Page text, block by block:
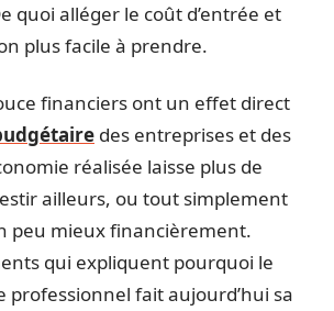
quoi alléger le coût d’entrée et
plus facile à prendre.
financiers ont un effet direct
des entreprises et des
réalisée laisse plus de
ailleurs, ou tout simplement
peu mieux financièrement.
qui expliquent pourquoi le
professionnel fait aujourd’hui sa